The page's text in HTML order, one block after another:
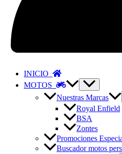
INICIO
MOTOS
Nuestras Marcas
Royal Enfield
BSA
Zontes
Promociones
Buscador motos